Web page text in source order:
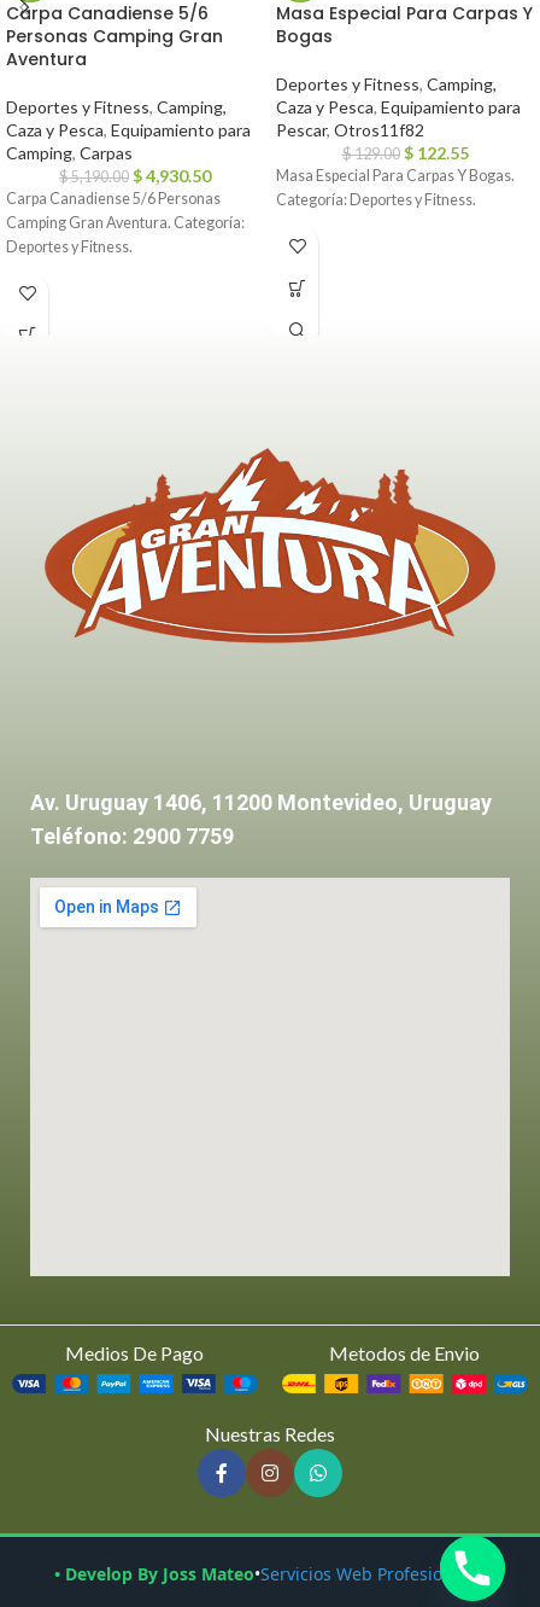
Carpa Canadiense 5/6
Personas Camping Gran
Aventura
Deportes y Fitness, Camping,
Caza y Pesca, Equipamiento para
Camping, Carpas
$5,190.00 $4,930.50
Carpa Canadiense 5/6 Personas
Camping Gran Aventura. Categoría:
Deportes y Fitness.
Masa Especial Para Carpas Y
Bogas
Deportes y Fitness, Camping,
Caza y Pesca, Equipamiento para
Pescar, Otros11f82
$129.00 $ 122.55
Masa Especial Para Carpas Y Bogas.
Categoría: Deportes y Fitness.
Av. Uruguay 1406, 11200 Montevideo, Uruguay
Teléfono: 2900 7759
Medios De Pago Metodos de Envio
Nuestras Redes
• Develop By Joss Mateo•Servicios Web Profesionales